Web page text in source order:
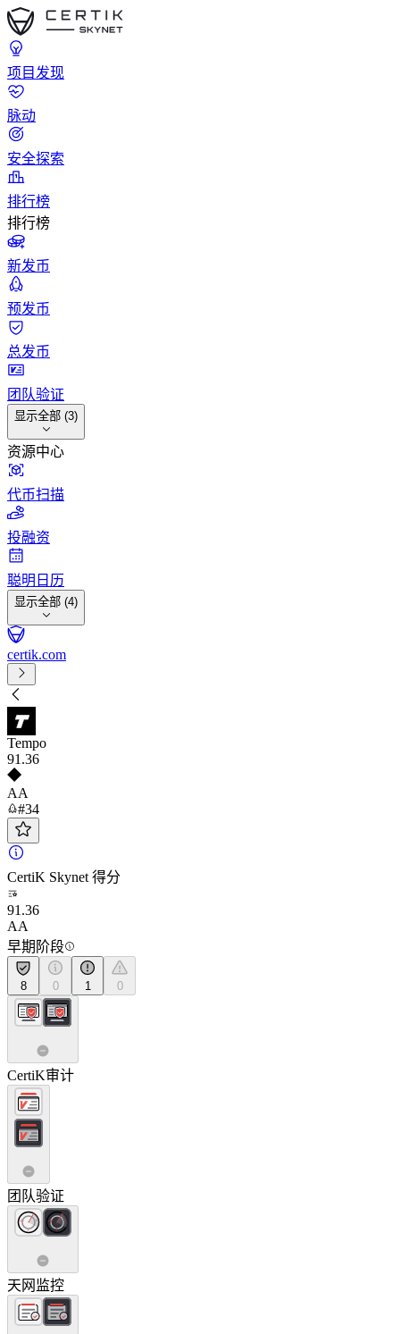
项目发现
脉动
安全探索
排行榜
排行榜
新发币
预发币
总发币
团队验证
显示全部 (3)
资源中心
代币扫描
投融资
聪明日历
显示全部 (4)
certik.com
Tempo
91 .36
AA
#34
CertiK Skynet 得分
91.36
AA
早期阶段
8 0 1 0
CertiK审计
团队验证
天网监控